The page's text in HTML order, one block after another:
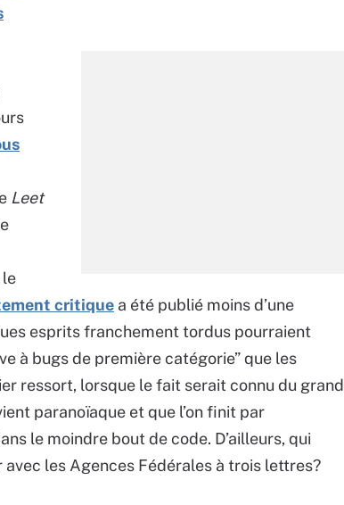
Leet
le
critique a été publié moins d’une
esprits franchement tordus pourraient
à bugs de première catégorie” que les
ressort, lorsque le fait serait connu du grand
paranoïaque et que l’on finit par
le moindre bout de code. D’ailleurs, qui
les Agences Fédérales à trois lettres?